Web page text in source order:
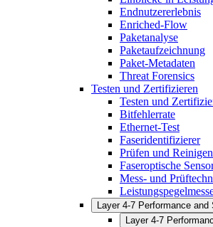
Endnutzererlebnis
Enriched-Flow
Paketanalyse
Paketaufzeichnung
Paket-Metadaten
Threat Forensics
Testen und Zertifizieren
Testen und
Bitfehlerrate
Ethernet-Test
Faseridentifizierer
Prüfen und
Faseroptische
Mess- und
Layer 4-7 Performance and
Layer 4-7